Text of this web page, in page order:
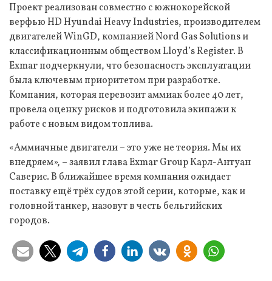
Проект реализован совместно с южнокорейской
верфью HD Hyundai Heavy Industries, производителем
двигателей WinGD, компанией Nord Gas Solutions и
классификационным обществом Lloyd’s Register. В
Exmar подчеркнули, что безопасность эксплуатации
была ключевым приоритетом при разработке.
Компания, которая перевозит аммиак более 40 лет,
провела оценку рисков и подготовила экипажи к
работе с новым видом топлива.
«Аммиачные двигатели – это уже не теория. Мы их
внедряем», – заявил глава Exmar Group Карл-Антуан
Саверис. В ближайшее время компания ожидает
поставку ещё трёх судов этой серии, которые, как и
головной танкер, назовут в честь бельгийских
городов.